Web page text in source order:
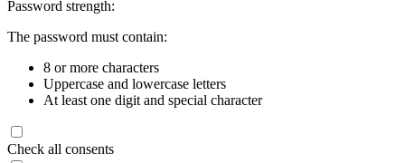
Password strength:
The password must contain:
8 or more characters
Uppercase and lowercase letters
At least one digit and special character
Check all consents